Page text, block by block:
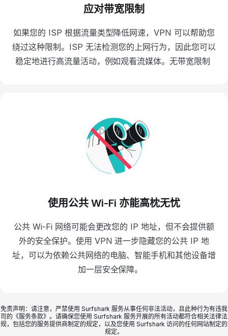
应对带宽限制
如果您的 ISP 根据流量类型降低网速，VPN 可以帮助您
绕过这种限制。ISP 无法检测您的上网行为，因此您可以
稳定地进行高流量活动，例如观看流媒体。无带宽限制
使用公共 Wi-Fi 亦能高枕无忧
公共 Wi-Fi 网络可能会更改您的 IP 地址，但不会提供额
外的安全保护。使用 VPN 进一步隐藏您的公共 IP 地
址，可以为依赖公共网络的电脑、智能手机和其他设备增
加一层安全保障。
免责声明：请注意，严禁使用 Surfshark 服务从事任何非法活动，且此种行为有违我
司的《服务条款》。请确保您使用 Surfshark 服务开展的所有活动都符合相关法律法
规，包括您的服务提供商制定的规定，以及您使用 Surfshark 访问的任何网站制定的
规定。